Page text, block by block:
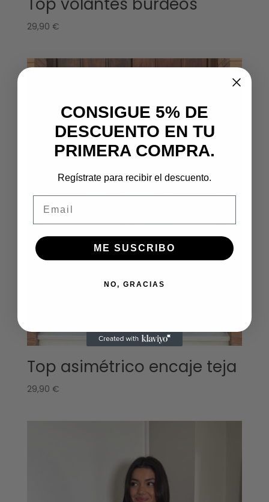
29,90 €
Top asimétrico encaje teja
29,90 €
CONSIGUE 5% DE
DESCUENTO EN TU
PRIMERA COMPRA.
Regístrate para recibir el descuento.
ME SUSCRIBO
NO, GRACIAS